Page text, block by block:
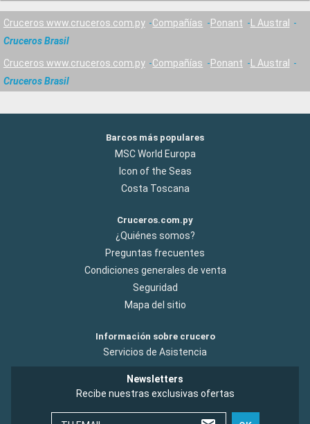
Cruceros www.cruceros.com.py Compañías Ponant
L Austral
Cruceros Brasil
Cruceros www.cruceros.com.py Compañías Ponant
L Austral
Cruceros Brasil
Barcos más populares
MSC World Europa
Icon of the Seas
Costa Toscana
Cruceros.com.py
¿Quiénes somos?
Preguntas frecuentes
Condiciones generales de venta
Seguridad
Mapa del sitio
Información sobre crucero
Servicios de Asistencia
Newsletters
Recibe nuestras exclusivas ofertas